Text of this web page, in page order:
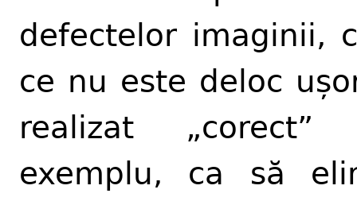
defectelor imaginii,
ce nu este deloc
realizat „corect”
exemplu, ca să